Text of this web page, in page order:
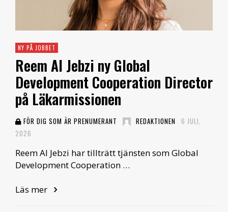
NY PÅ JOBBET
Reem Al Jebzi ny Global
Development Cooperation Director
på Läkarmissionen
FÖR DIG SOM ÄR PRENUMERANT REDAKTIONEN
6 JULI,
2026
Reem Al Jebzi har tillträtt tjänsten som Global
Development Cooperation …
Läs mer